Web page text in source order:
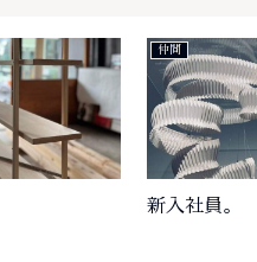
仲間
新入社員。